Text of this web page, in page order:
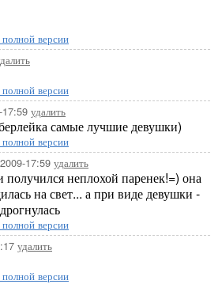
версии
версии
удалить
самые лучшие девушки)
версии
17:59 удалить
неплохой паренек!=) она
на свет... а при виде девушки -
версии
удалить
версии